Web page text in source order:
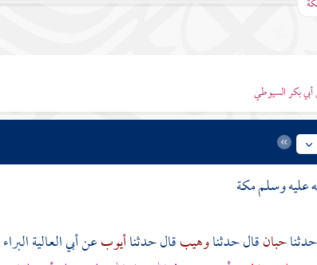
بكر السيوطي
عليه وسلممكة
حبانقال حدثناوهيبقال حدثناأيوبعنأبي العالية البراء